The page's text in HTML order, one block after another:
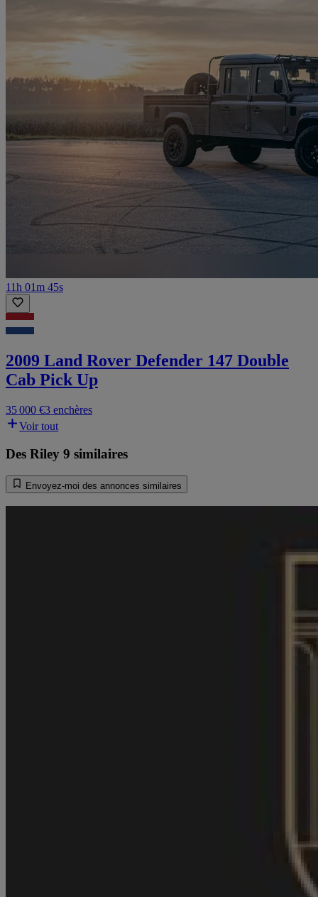
11h 01m 45s
2009 Land Rover Defender 147 Double
Cab Pick Up
35 000 €3 enchères
Voir tout
Des Riley 9 similaires
Envoyez-moi des annonces similaires